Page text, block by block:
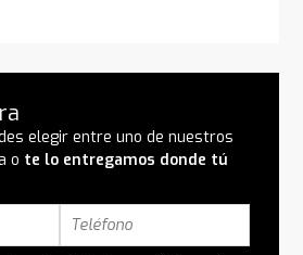
elegir entre uno de nuestros
o te lo entregamos donde tú